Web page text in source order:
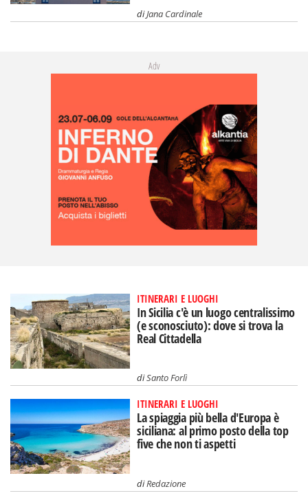
diJana Cardinale
Adv
ITINERARI E LUOGHI
In Sicilia c'è un luogo centralissimo
(e sconosciuto): dove si trova la
Real Cittadella
diSanto Forlì
ITINERARI E LUOGHI
La spiaggia più bella d'Europa è
siciliana: al primo posto della top
five che non ti aspetti
diRedazione